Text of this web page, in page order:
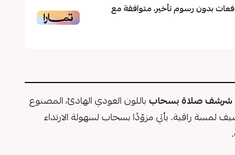
بدون رسوم تأخير، متوافقة مع
شرشف صلاة بسحاب باللون العودي الهادئ، المصنوع
لمسة راقية. يأتي مزوّدًا بسحاب لسهولة الارتداء